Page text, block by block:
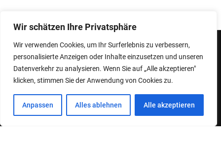
Wir schätzen Ihre Privatsphäre
Wir verwenden Cookies, um Ihr Surferlebnis zu verbessern,
personalisierte Anzeigen oder Inhalte einzusetzen und unseren
Datenverkehr zu analysieren. Wenn Sie auf „Alle akzeptieren"
klicken, stimmen Sie der Anwendung von Cookies zu.
Anpassen Alles ablehnen Alle akzeptieren
Designed & Developed by ThemeinWP Team
ImpressumDatenschutzerklärung